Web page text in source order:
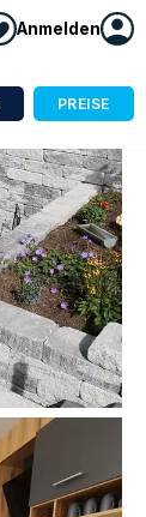
Anmelden
PREISE